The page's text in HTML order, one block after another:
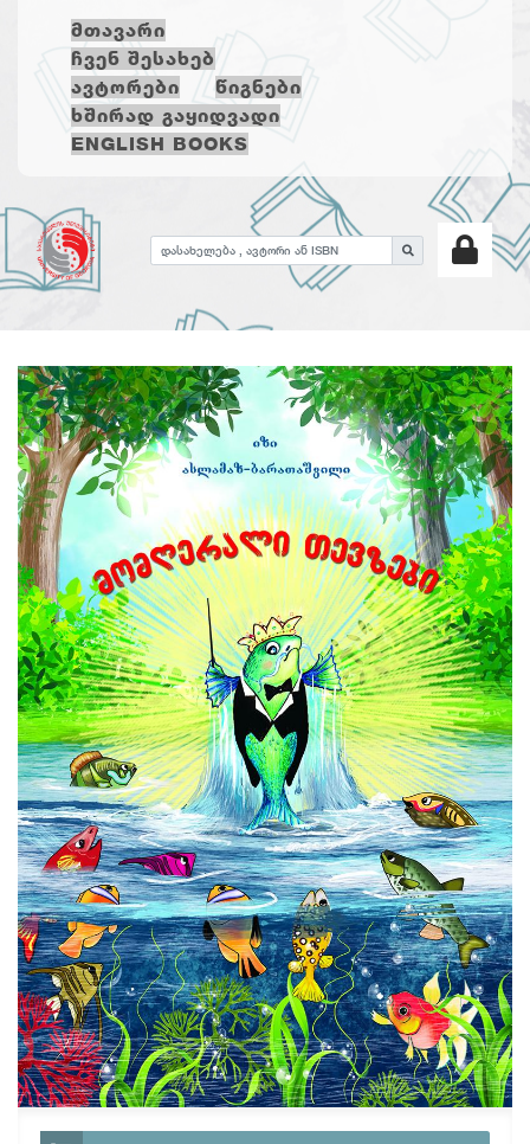
ᲛᲗᲐᲕᲐᲠᲘ
ᲩᲕᲔᲜ ᲨᲔᲡᲐᲮᲔᲑ
ᲐᲕᲢᲝᲠᲔᲑᲘ
ᲬᲘᲒᲜᲔᲑᲘ
ᲮᲨᲘᲠᲐᲓ ᲒᲐᲧᲘᲓᲕᲐᲓᲘ
ENGLISH BOOKS